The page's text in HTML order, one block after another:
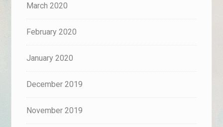
March 2020
February 2020
January 2020
December 2019
November 2019